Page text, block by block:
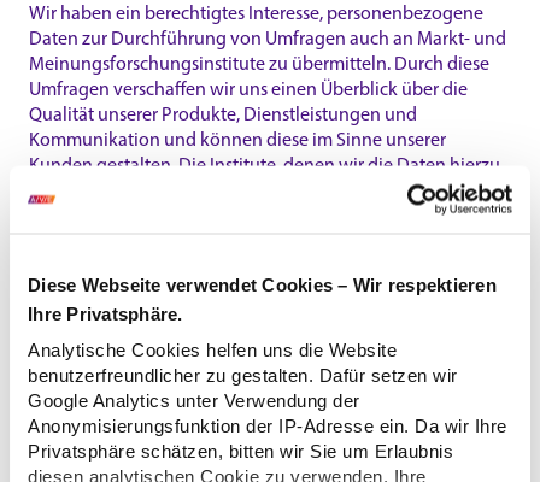
Diese Webseite verwendet Cookies – Wir respektieren
Ihre Privatsphäre.
Analytische Cookies helfen uns die Website
benutzerfreundlicher zu gestalten. Dafür setzen wir
Google Analytics unter Verwendung der
Anonymisierungsfunktion der IP-Adresse ein. Da wir Ihre
Privatsphäre schätzen, bitten wir Sie um Erlaubnis
diesen analytischen Cookie zu verwenden. Ihre
Wir haben ein berechtigtes Interesse, personenbezogene
Daten zur Durchführung von Umfragen auch an Markt- und
Meinungsforschungsinstitute zu übermitteln. Durch diese
Umfragen verschaffen wir uns einen Überblick über die
Qualität unserer Produkte, Dienstleistungen und
Kommunikation und können diese im Sinne unserer
Kunden gestalten. Die Institute, denen wir die Daten hierzu
zur Verfügung stellen, werden von uns als
Erfolgt die Markt- und Meinungsforschung auf einem
wenn Sie uns hierzu Ihre gesonderte Einwilligung erteilt
haben oder wir uns auf eine gesetzliche Rechtsgrundlage
berufen können.
3.7 Umgang mit Kontaktdaten